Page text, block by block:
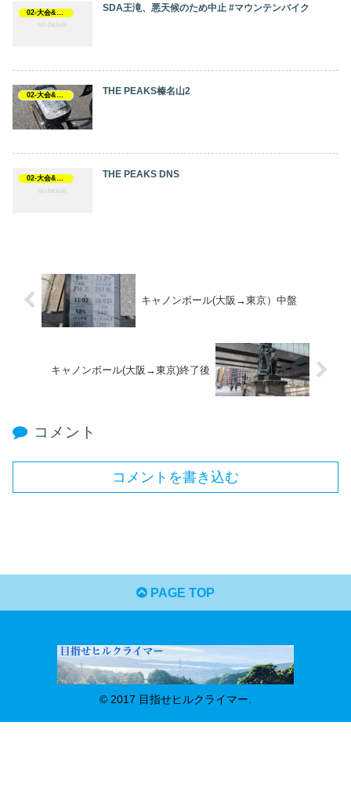
SDA王滝、悪天候のため中止 #マウンテンバイク
02-大会&イベント THE PEAKS榛名山2
THE PEAKS DNS
キャノンボール(大阪→東京）中盤
キャノンボール(大阪→東京)終了後
コメント
コメントを書き込む
PAGE TOP
© 2017 目指せヒルクライマー.